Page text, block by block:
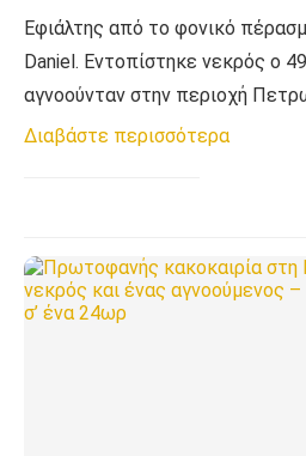
Eφιάλτης από το φονικό
Daniel. Εντοπίστηκε νεκρός ο
αγνοούνταν στην περιοχή
Διαβάστε περισσότερα